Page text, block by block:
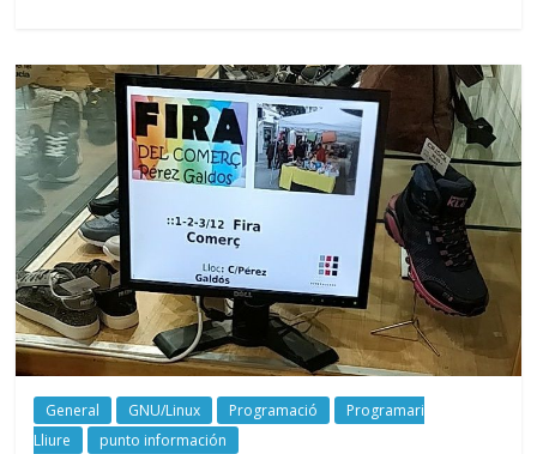
General GNU/Linux Programació
Programari
Lliure
punto información